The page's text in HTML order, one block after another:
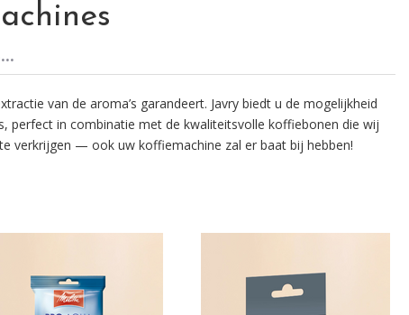
van de aroma’s garandeert. Javry biedt u de mogelijkheid
perfect in combinatie met de kwaliteitsvolle koffiebonen die wij
verkrijgen — ook uw koffiemachine zal er baat bij hebben!